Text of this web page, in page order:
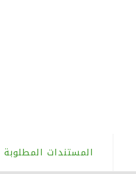
المستندات المطلوبة